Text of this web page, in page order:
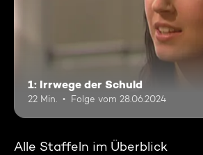
1: Irrwege der Schuld
22 Min. Folge vom 28.06.2024
Alle Staffeln im Überblick